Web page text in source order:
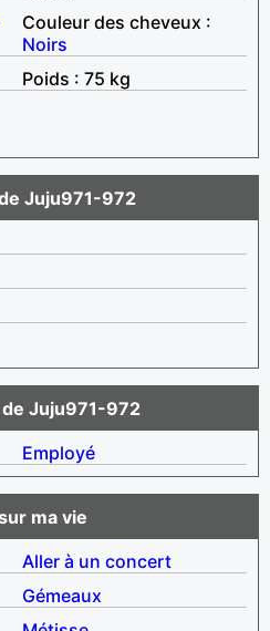
Couleur des cheveux :
Noirs
Poids : 75 kg
Juju971-972
Juju971-972
Employé
ma vie
Aller à un concert
Gémeaux